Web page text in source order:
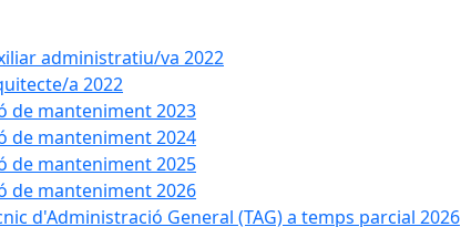
administratiu/va 2022
a 2022
de manteniment 2023
de manteniment 2024
de manteniment 2025
de manteniment 2026
d'Administració General (TAG) a temps parcial 2026